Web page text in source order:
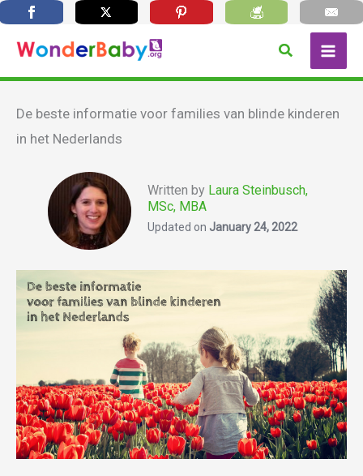
content
Search
De beste informatie voor families van blinde kinderen
in het Nederlands
Written by Laura Steinbusch,
MSc, MBA
Updated on January 24, 2022